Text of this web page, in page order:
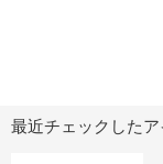
最近チェックしたア